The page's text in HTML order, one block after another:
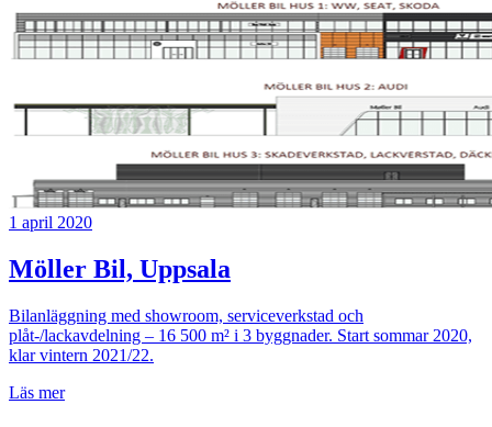
1 april 2020
Möller Bil, Uppsala
Bilanläggning med showroom, serviceverkstad och
plåt-/lackavdelning – 16 500 m² i 3 byggnader. Start sommar 2020,
klar vintern 2021/22.
Läs mer